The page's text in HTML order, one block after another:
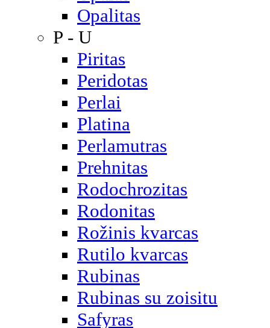
Opalitas
P - U
Piritas
Peridotas
Perlai
Platina
Perlamutras
Prehnitas
Rodochrozitas
Rodonitas
Rožinis kvarcas
Rutilo kvarcas
Rubinas
Rubinas su zoisitu
Safyras